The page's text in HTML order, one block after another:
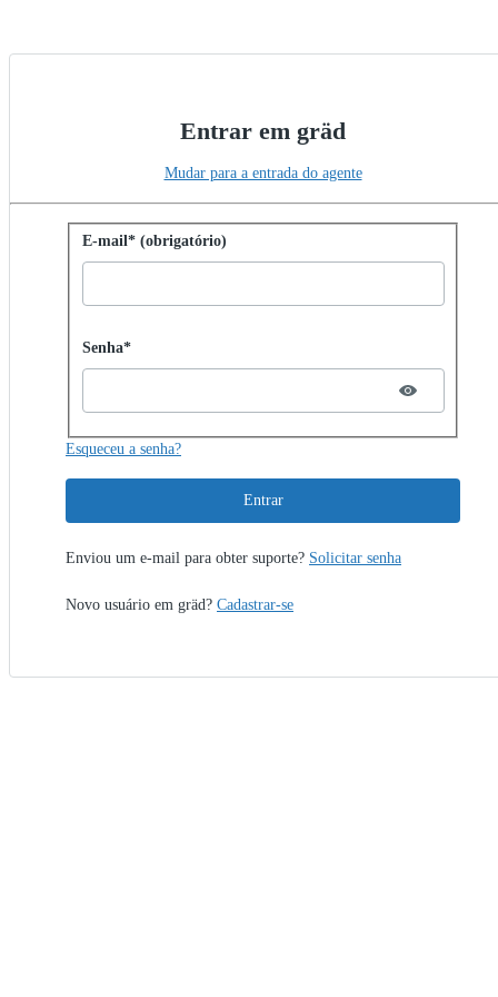
Entrar em gräd
Mudar para a entrada do agente
Entrar com senha
E-mail* (obrigatório)
Password hidden
Senha*
Esqueceu a senha?
Entrar
Enviou um e-mail para obter suporte? Solicitar senha
Novo usuário em gräd? Cadastrar-se